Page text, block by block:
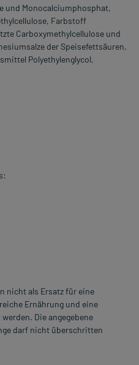
und Monocalciumphosphat,
Farbstoff
Carboxymethylcellulose und
der Speisefettsäuren,
Polyethylenglycol,
nicht als Ersatz für eine
Ernährung und eine
Die angegebene
darf nicht überschritten